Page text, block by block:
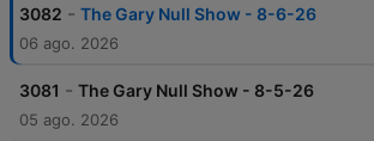
3082 - The Gary Null Show - 8-6-26
06 ago. 2026
3081 - The Gary Null Show - 8-5-26
05 ago. 2026